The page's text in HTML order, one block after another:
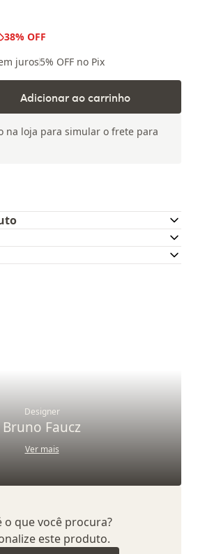
38% OFF
juros5% OFF no Pix
Adicionar ao carrinho
na loja para simular o frete para
Designer
Bruno Faucz
Ver mais
o que você procura?
este produto.